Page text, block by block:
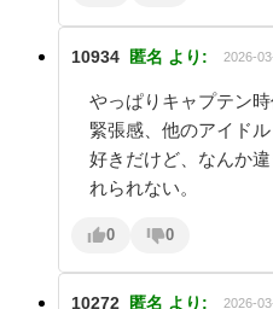
10934 匿名 より: 2026-
やっぱりキャプテン
緊張感、他のアイド
好きだけど、なんか
れられない。
0 0
10272 匿名 より: 2026-